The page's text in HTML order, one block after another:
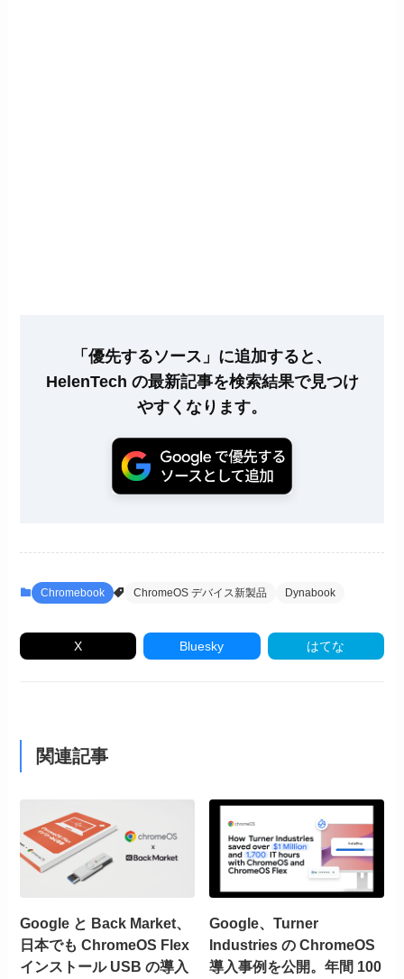
「優先するソース」に追加すると、
HelenTech の最新記事を検索結果で見つけ
やすくなります。
Chromebook ChromeOS デバイス新製品 Dynabook
X Bluesky はてな
関連記事
Google と Back Market、
日本でも ChromeOS Flex
インストール USB の導入
Google、Turner
Industries の ChromeOS
導入事例を公開。年間 100